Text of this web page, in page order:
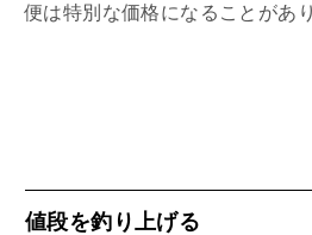
便は特別な価格になることがあ
値段を釣り上げる